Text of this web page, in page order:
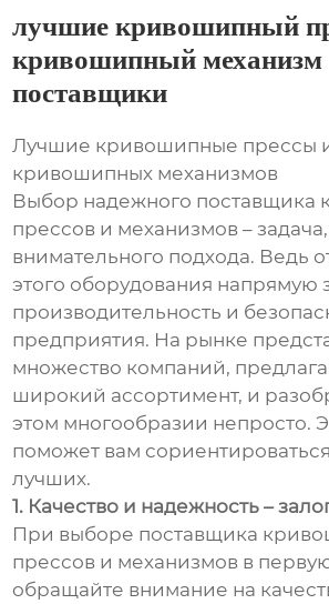
лучшие кривошипный
кривошипный механизм
поставщики
Лучшие кривошипные прессы
кривошипных механизмов
Выбор надежного поставщика
прессов и механизмов –
внимательного подхода. Ведь
этого оборудования напрямую
производительность и
предприятия. На рынке
множество компаний,
широкий ассортимент, и
этом многообразии непросто.
поможет вам
лучших.
1. Качество и надежность –
При выборе поставщика
прессов и механизмов в
обращайте внимание на